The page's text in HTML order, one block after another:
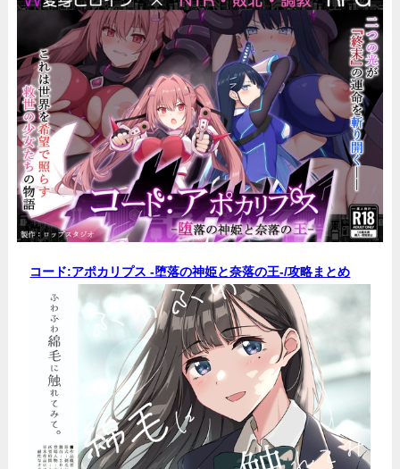
コード:アポカリプス -堕落の神姫と奈落の王-/攻略まとめ